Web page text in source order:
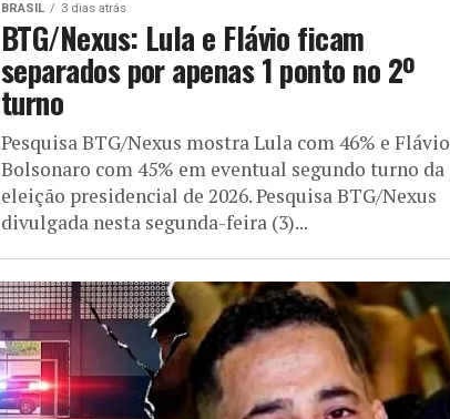
BRASIL 3 dias atrás
BTG/Nexus: Lula e Flávio ficam
separados por apenas 1 ponto no 2º
turno
Pesquisa BTG/Nexus mostra Lula com 46% e Flávio
Bolsonaro com 45% em eventual segundo turno da
eleição presidencial de 2026. Pesquisa BTG/Nexus
divulgada nesta segunda-feira (3)...